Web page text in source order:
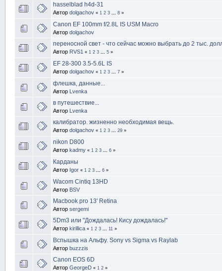
hasselblad h4d-31
Автор dolgachov « 1 2 3 8»
Canon EF 100mm f/2.8L IS USM Macro
Автор dolgachov
переносной свет - что сейчас можно выбрать до 2 тыс.
Автор RVS1 « 1 2 3 5»
EF 28-300 3.5-5.6L IS
Автор dolgachov « 1 2 3 7»
флешка, данные...
Автор Lvenka
в путешествие...
Автор Lvenka
калибратор. жизненно необходимая вещь.
Автор dolgachov « 1 2 3 29»
nikon D800
Автор kadmy « 1 2 3 6»
Карданы
Автор Igor « 1 2 3 6»
Wacom Cintiq 13HD
Автор BSV
Macbook pro 13' Retina
Автор sergemi
5Dm3 или "Дождалась! Кису дождалась!"
Автор kirillica « 1 2 3 11 »
Вспышка на Альфу. Sony vs Sigma vs Raylab
Автор buzzzis
Canon EOS 6D
Автор GeorgeD « 1 2»